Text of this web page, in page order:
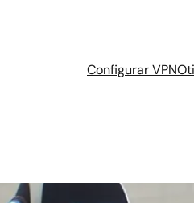
Configurar VPN